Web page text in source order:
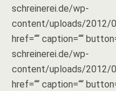
schreinerei.de/wp-
content/uploads/2012/
href=““ caption=““
schreinerei.de/wp-
content/uploads/2012/
href=““ caption=““